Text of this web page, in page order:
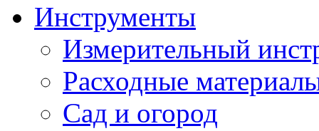
Инструменты
Измерительный
Расходные
Сад и огород